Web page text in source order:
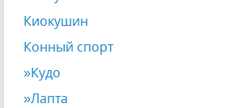
Киокушин
Конный спорт
»Кудо
»Лапта